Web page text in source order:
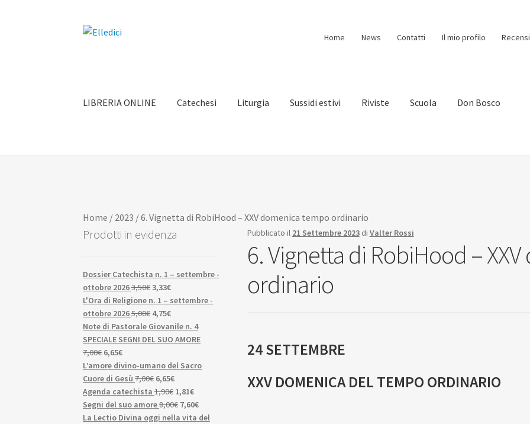
Vai
Vai
Home News Contatti Il mio profilo
LIBRERIA ONLINE Catechesi Liturgia Sussidi estivi Riviste Scuola Don Bosco
Home / 2023 /6. Vignetta di RobiHood – XXV domenica tempo ordinario
Pubblicato il 21 Settembre 2023 di Valter Rossi
6. Vignetta di RobiHood –
ordinario
24 SETTEMBRE
XXV DOMENICA DEL TEMPO ORDINARIO
Prodotti in evidenza
Dossier Catechista n. 1 – settembre -
ottobre 20263,50€ Il
prezzo
originale
era:
3,50€.
3,33€Il
prezzo
attuale
è:
3,33€.
L'Ora di Religione n. 1 – settembre -
ottobre 20265,00€ Il
prezzo
originale
5,00€.
4,75€Il
prezzo
attuale
4,75€.
Note di Pastorale Giovanile n. 4
SPECIALE SEGNI DEL SUO AMORE
7,00€ Il
prezzo
originale
era:
7,00€.
6,65€Il
prezzo
attuale
è:
6,65€.
L’amore divino-umano del Sacro
Cuore di Gesù 7,00€ Il
prezzo
originale
era:
6,65€Il
prezzo
attuale
è:
Agenda catechista 1,90€ Il
prezzo
originale
1,81€Il
prezzo
attuale
Segni del suo amore8,00€ Il
prezzo
7,60€Il
prezzo
La Lectio Divina oggi nella vita del